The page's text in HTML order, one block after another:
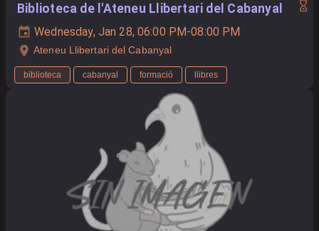
Biblioteca de l'Ateneu Llibertari del Cabanyal
Wednesday, Jan 28, 06:00 PM-08:00 PM
Ateneu Llibertari del Cabanyal
biblioteca cabanyal formació llibres